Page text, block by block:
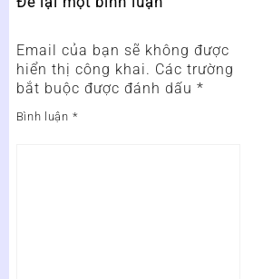
Email của bạn sẽ không được
hiển thị công khai. Các trường
bắt buộc được đánh dấu *
Bình luận *